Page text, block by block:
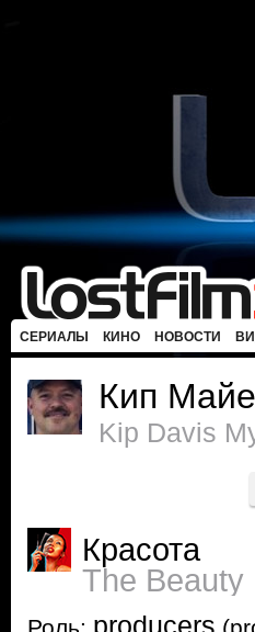
СЕРИАЛЫ КИНО НОВОСТИ
Кип
Kip Davis
Красота
The Beauty
producers